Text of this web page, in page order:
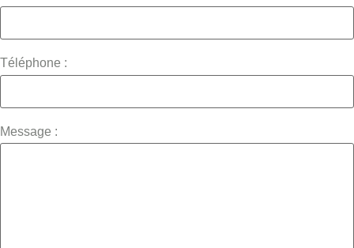
Téléphone :
Message :